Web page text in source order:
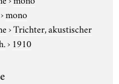
›mono
›Trichter, akustischer
› 1910